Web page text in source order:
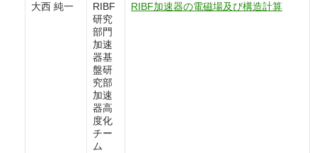
大西 純一
RIBF
研究
部門
加速
器基
盤研
究部
加速
器高
度化
チー
ム
RIBF加速器の電磁場及び構造計算